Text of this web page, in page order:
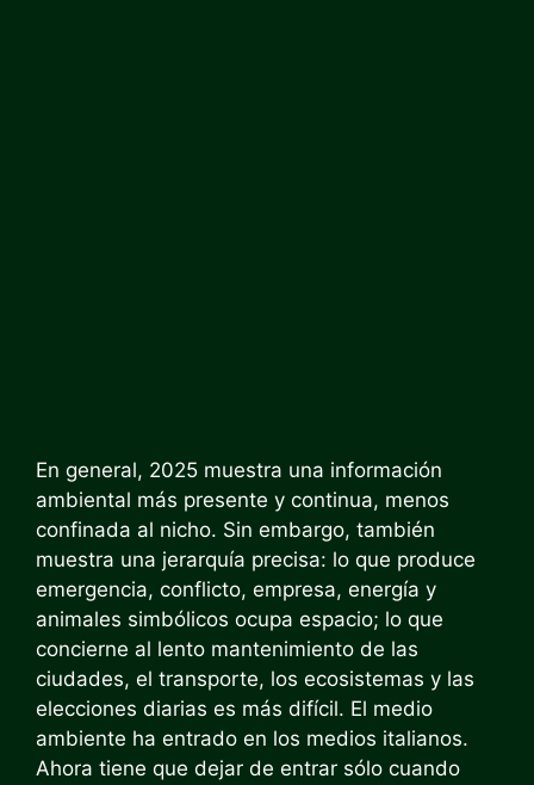
En general, 2025 muestra una información
ambiental más presente y continua, menos
confinada al nicho. Sin embargo, también
muestra una jerarquía precisa: lo que produce
emergencia, conflicto, empresa, energía y
animales simbólicos ocupa espacio; lo que
concierne al lento mantenimiento de las
ciudades, el transporte, los ecosistemas y las
elecciones diarias es más difícil. El medio
ambiente ha entrado en los medios italianos.
Ahora tiene que dejar de entrar sólo cuando